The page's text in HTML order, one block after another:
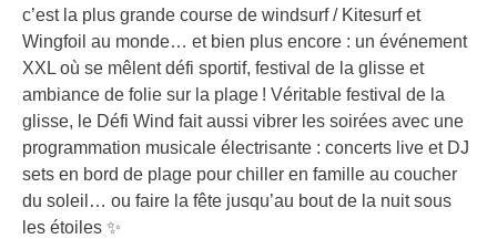
c’est la plus grande course de windsurf / Kitesurf et
Wingfoil au monde… et bien plus encore : un événement
XXL où se mêlent défi sportif, festival de la glisse et
ambiance de folie sur la plage ! Véritable festival de la
glisse, le Défi Wind fait aussi vibrer les soirées avec une
programmation musicale électrisante : concerts live et DJ
sets en bord de plage pour chiller en famille au coucher
du soleil… ou faire la fête jusqu’au bout de la nuit sous
les étoiles ✨